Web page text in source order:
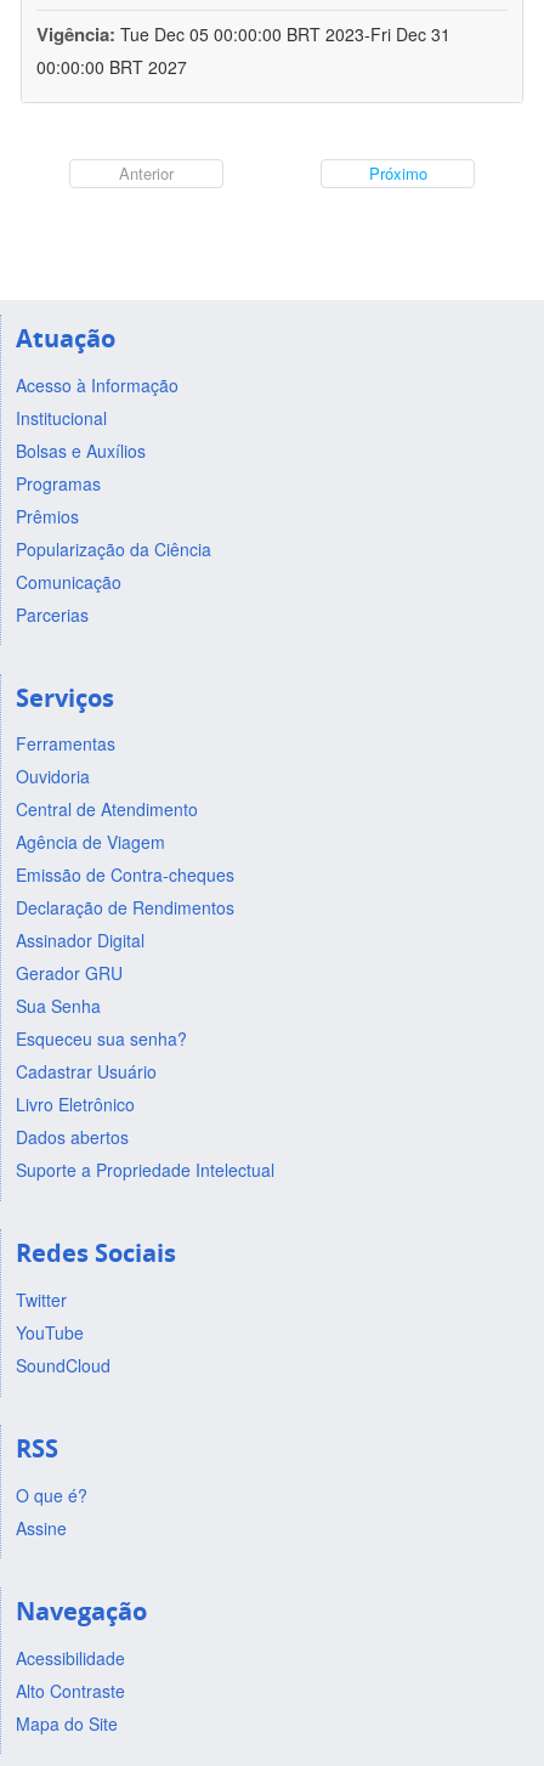
Vigência: Tue Dec 05 00:00:00 BRT 2023-Fri Dec 31
00:00:00 BRT 2027
Anterior Próximo
Atuação
Acesso à Informação
Institucional
Bolsas e Auxílios
Programas
Prêmios
Popularização da Ciência
Comunicação
Parcerias
Serviços
Ferramentas
Ouvidoria
Central de Atendimento
Agência de Viagem
Emissão de Contra-cheques
Declaração de Rendimentos
Assinador Digital
Gerador GRU
Sua Senha
Esqueceu sua senha?
Cadastrar Usuário
Livro Eletrônico
Dados abertos
Suporte a Propriedade Intelectual
Redes Sociais
Twitter
YouTube
SoundCloud
RSS
O que é?
Assine
Navegação
Acessibilidade
Alto Contraste
Mapa do Site